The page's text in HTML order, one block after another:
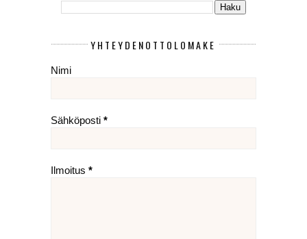
YHTEYDENOTTOLOMAKE
Nimi
Sähköposti *
Ilmoitus *